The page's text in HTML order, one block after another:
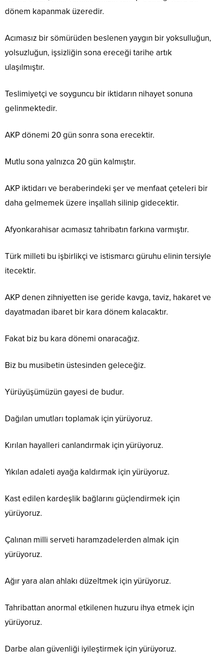
dönem kapanmak üzeredir.
Acımasız bir sömürüden beslenen yaygın bir yoksulluğun,
yolsuzluğun, işsizliğin sona ereceği tarihe artık
ulaşılmıştır.
Teslimiyetçi ve soyguncu bir iktidarın nihayet sonuna
gelinmektedir.
AKP dönemi 20 gün sonra sona erecektir.
Mutlu sona yalnızca 20 gün kalmıştır.
AKP iktidarı ve beraberindeki şer ve menfaat çeteleri bir
daha gelmemek üzere inşallah silinip gidecektir.
Afyonkarahisar acımasız tahribatın farkına varmıştır.
Türk milleti bu işbirlikçi ve istismarcı güruhu elinin tersiyle
itecektir.
AKP denen zihniyetten ise geride kavga, taviz, hakaret ve
dayatmadan ibaret bir kara dönem kalacaktır.
Fakat biz bu kara dönemi onaracağız.
Biz bu musibetin üstesinden geleceğiz.
Yürüyüşümüzün gayesi de budur.
Dağılan umutları toplamak için yürüyoruz.
Kırılan hayalleri canlandırmak için yürüyoruz.
Yıkılan adaleti ayağa kaldırmak için yürüyoruz.
Kast edilen kardeşlik bağlarını güçlendirmek için
yürüyoruz.
Çalınan milli serveti haramzadelerden almak için
yürüyoruz.
Ağır yara alan ahlakı düzeltmek için yürüyoruz.
Tahribattan anormal etkilenen huzuru ihya etmek için
yürüyoruz.
Darbe alan güvenliği iyileştirmek için yürüyoruz.